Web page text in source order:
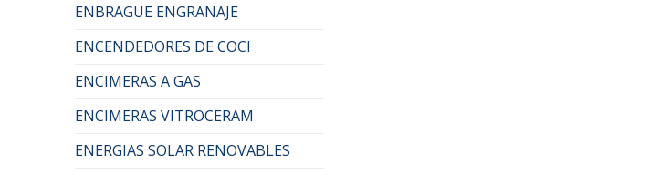
ENBRAGUE ENGRANAJE
ENCENDEDORES DE COCI
ENCIMERAS A GAS
ENCIMERAS VITROCERAM
ENERGIAS SOLAR RENOVABLES